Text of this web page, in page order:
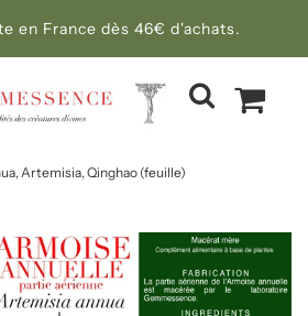
en France dès 46€ d'achats.
Artemisia, Qinghao (feuille)